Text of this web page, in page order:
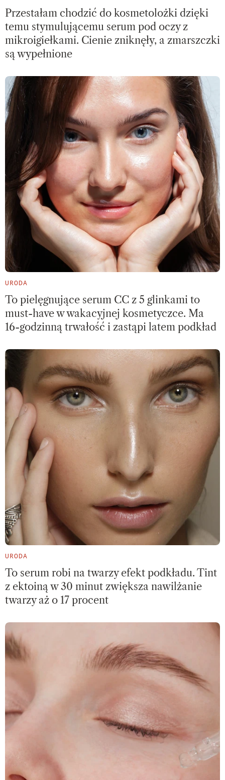
Przestałam chodzić do kosmetolożki dzięki
temu stymulującemu serum pod oczy z
mikroigiełkami. Cienie zniknęły, a zmarszczki
są wypełnione
URODA
To pielęgnujące serum CC z 5 glinkami to
must-have w wakacyjnej kosmetyczce. Ma
16-godzinną trwałość i zastąpi latem podkład
URODA
To serum robi na twarzy efekt podkładu. Tint
z ektoiną w 30 minut zwiększa nawilżanie
twarzy aż o 17 procent